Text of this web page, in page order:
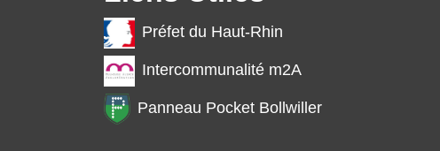
Préfet du Haut-Rhin
Intercommunalité m2A
Panneau Pocket Bollwiller